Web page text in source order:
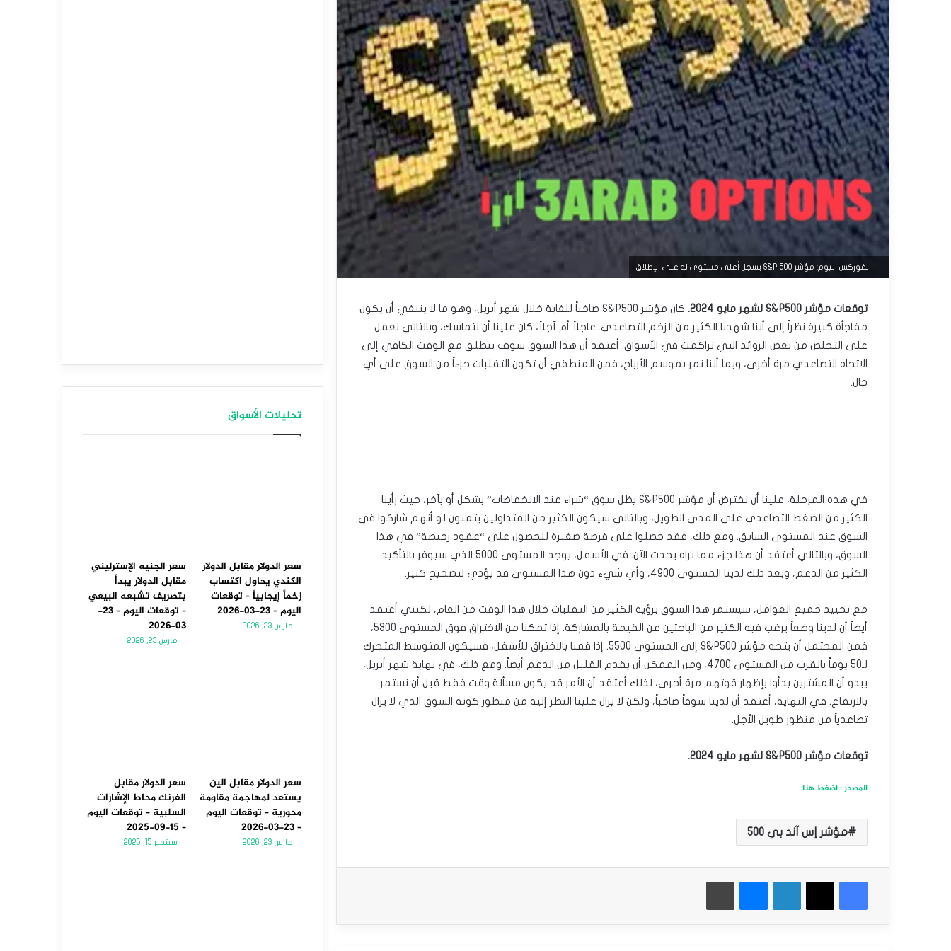
الفوركس اليوم: مؤشر S&P 500 يسجل أعلى مستوى له على الإطلاق
توقعات مؤشر S&P500 لشهر مايو 2024.
كان مؤشر S&P500 صاخباً للغاية خلال شهر أبريل، وهو ما لا ينبغي أن يكون
مفاجأة كبيرة نظراً إلى أننا شهدنا الكثير من الزخم التصاعدي. عاجلاً أم آجلاً، كان علينا أن نتماسك، وبالتالي نعمل
على التخلص من بعض الزوائد التي تراكمت في الأسواق. أعتقد أن هذا السوق سوف ينطلق مع الوقت الكافي إلى
الاتجاه التصاعدي مرة أخرى، وبما أننا نمر بموسم الأرباح، فمن المنطقي أن تكون التقلبات جزءاً من السوق على أي
حال.
في هذه المرحلة، علينا أن نفترض أن مؤشر S&P500 يظل سوق “شراء عند الانخفاضات” بشكل أو بآخر، حيث رأينا
الكثير من الضغط التصاعدي على المدى الطويل، وبالتالي سيكون الكثير من المتداولين يتمنون لو أنهم شاركوا في
السوق عند المستوى السابق. ومع ذلك، فقد حصلوا على فرصة صغيرة للحصول على “عقود رخيصة” في هذا
السوق، وبالتالي أعتقد أن هذا جزء مما نراه يحدث الآن. في الأسفل، يوجد المستوى 5000 الذي سيوفر بالتأكيد
الكثير من الدعم، وبعد ذلك لدينا المستوى 4900، وأي شيء دون هذا المستوى قد يؤدي لتصحيح كبير.
مع تحييد جميع العوامل، سيستمر هذا السوق برؤية الكثير من التقلبات خلال هذا الوقت من العام، لكنني أعتقد
أيضاً أن لدينا وضعاً يرغب فيه الكثير من الباحثين عن القيمة بالمشاركة. إذا تمكنا من الاختراق فوق المستوى 5300،
فمن المحتمل أن يتجه مؤشر S&P500 إلى المستوى 5500. إذا قمنا بالاختراق للأسفل، فسيكون المتوسط ​​​​المتحرك
لـ50 يوماً بالقرب من المستوى 4700، ومن الممكن أن يقدم القليل من الدعم أيضاً. ومع ذلك، في نهاية شهر أبريل،
يبدو أن المشترين بدأوا بإظهار قوتهم مرة أخرى، لذلك أعتقد أن الأمر قد يكون مسألة وقت فقط قبل أن نستمر
بالارتفاع. في النهاية، أعتقد أن لدينا سوقاً صاخباً، ولكن لا يزال علينا النظر إليه من منظور كونه السوق الذي لا يزال
تصاعدياً من منظور طويل الأجل.
توقعات مؤشر S&P500 لشهر مايو 2024.
المصدر : اضغط هنا
مؤشر إس آند بي 500
فيسبوك
‫X لينكدإن ماسنجر طباعة
تحليلات الأسواق
سعر الدولار مقابل الدولار
الكندي يحاول اكتساب
زخماً إيجابياً – توقعات
اليوم – 23-03-2026
مارس 23, 2026
سعر الجنيه الإسترليني
مقابل الدولار يبدأ
بتصريف تشبعه البيعي
– توقعات اليوم – 23-
03-2026
مارس 23, 2026
سعر الدولار مقابل الين
يستعد لمهاجمة مقاومة
محورية – توقعات اليوم
– 23-03-2026
مارس 23, 2026
سعر الدولار مقابل
الفرنك محاط الإشارات
السلبية – توقعات اليوم
– 15-09-2025
سبتمبر 15, 2025